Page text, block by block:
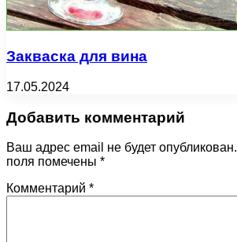
Закваска для вина
17.05.2024
Добавить комментарий
Ваш адрес email не будет опубликован.
поля помечены *
Комментарий *